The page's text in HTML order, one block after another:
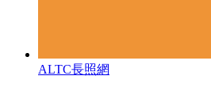
ALTC長照網